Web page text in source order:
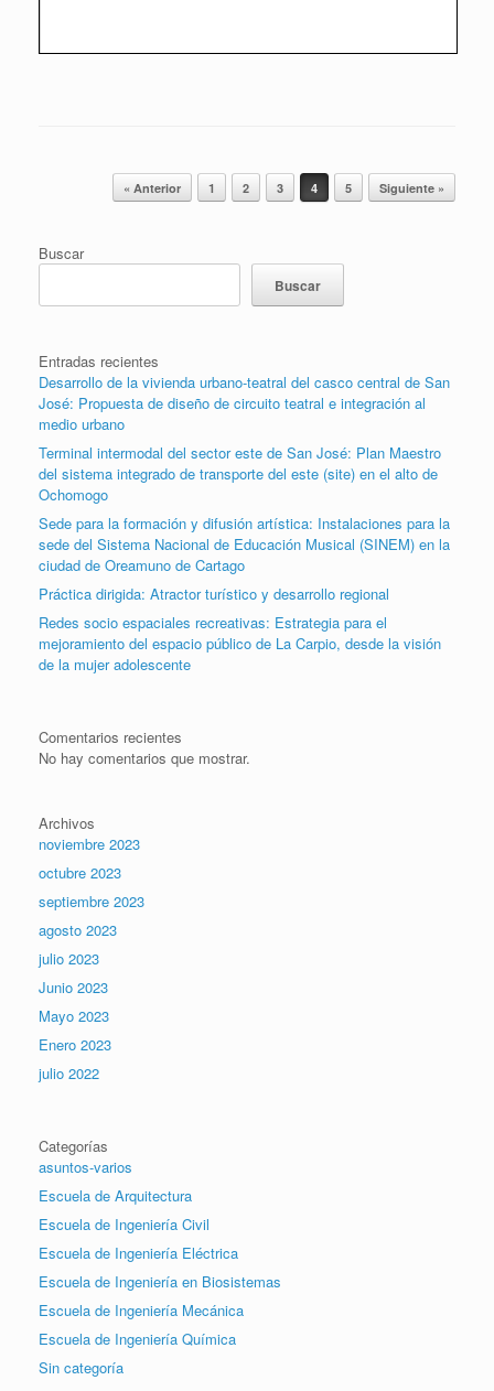
Post navigation« Anterior 1 2 3 4 5 Siguiente »
Buscar
Buscar
Entradas recientes
Desarrollo de la vivienda urbano-teatral del casco central de San
José: Propuesta de diseño de circuito teatral e integración al
medio urbano
Terminal intermodal del sector este de San José: Plan Maestro
del sistema integrado de transporte del este (site) en el alto de
Ochomogo
Sede para la formación y difusión artística: Instalaciones para la
sede del Sistema Nacional de Educación Musical (SINEM) en la
ciudad de Oreamuno de Cartago
Práctica dirigida: Atractor turístico y desarrollo regional
Redes socio espaciales recreativas: Estrategia para el
mejoramiento del espacio público de La Carpio, desde la visión
de la mujer adolescente
Comentarios recientes
No hay comentarios que mostrar.
Archivos
noviembre 2023
octubre 2023
septiembre 2023
agosto 2023
julio 2023
Junio 2023
Mayo 2023
Enero 2023
julio 2022
Categorías
asuntos-varios
Escuela de Arquitectura
Escuela de Ingeniería Civil
Escuela de Ingeniería Eléctrica
Escuela de Ingeniería en Biosistemas
Escuela de Ingeniería Mecánica
Escuela de Ingeniería Química
Sin categoría